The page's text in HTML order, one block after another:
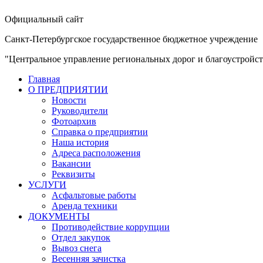
Официальный сайт
Санкт-Петербургское государственное бюджетное учреждение
"Центральное управление региональных дорог и
Главная
О ПРЕДПРИЯТИИ
Новости
Руководители
Фотоархив
Справка о предприятии
Наша история
Адреса расположения
Вакансии
Реквизиты
УСЛУГИ
Асфальтовые работы
Аренда техники
ДОКУМЕНТЫ
Противодействие коррупции
Отдел закупок
Вывоз снега
Весенняя зачистка